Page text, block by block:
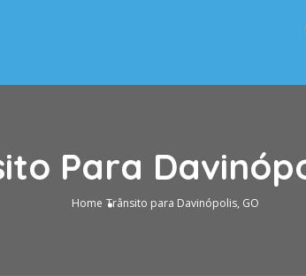
Para
Home Trânsito para Davinópolis, GO